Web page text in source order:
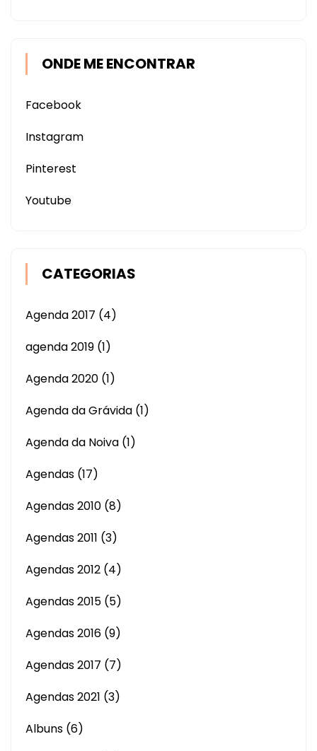
ONDE ME ENCONTRAR
Facebook
Instagram
Pinterest
Youtube
CATEGORIAS
Agenda 2017 (4)
agenda 2019 (1)
Agenda 2020 (1)
Agenda da Grávida (1)
Agenda da Noiva (1)
Agendas (17)
Agendas 2010 (8)
Agendas 2011 (3)
Agendas 2012 (4)
Agendas 2015 (5)
Agendas 2016 (9)
Agendas 2017 (7)
Agendas 2021 (3)
Albuns (6)